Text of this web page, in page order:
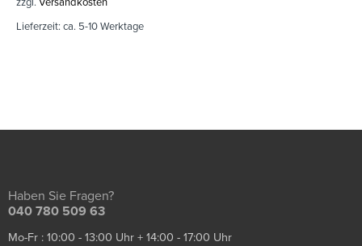
Lieferzeit: ca. 5-10 Werktage
Haben Sie Fragen?
040 780 509 63
Mo-Fr : 10:00 - 13:00 Uhr + 14:00 - 17:00 Uhr